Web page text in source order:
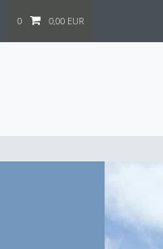
0 0,00 EUR